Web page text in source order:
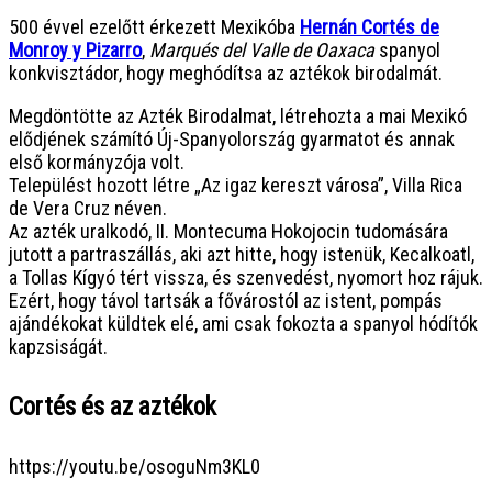
500 évvel ezelőtt érkezett Mexikóba Hernán Cortés de
Monroy y Pizarro, Marqués del Valle de Oaxacaspanyol
konkvisztádor, hogy meghódítsa az aztékok birodalmát.
Megdöntötte az Azték Birodalmat, létrehozta a mai Mexikó
elődjének számító Új-Spanyolország gyarmatot és annak
első kormányzója volt.
Települést hozott létre „Az igaz kereszt városa”, Villa Rica
de Vera Cruz néven.
Az azték uralkodó, II. Montecuma Hokojocin tudomására
jutott a partraszállás, aki azt hitte, hogy istenük, Kecalkoatl,
a Tollas Kígyó tért vissza, és szenvedést, nyomort hoz rájuk.
Ezért, hogy távol tartsák a fővárostól az istent, pompás
ajándékokat küldtek elé, ami csak fokozta a spanyol hódítók
kapzsiságát.
Cortés és az aztékok
https://youtu.be/osoguNm3KL0